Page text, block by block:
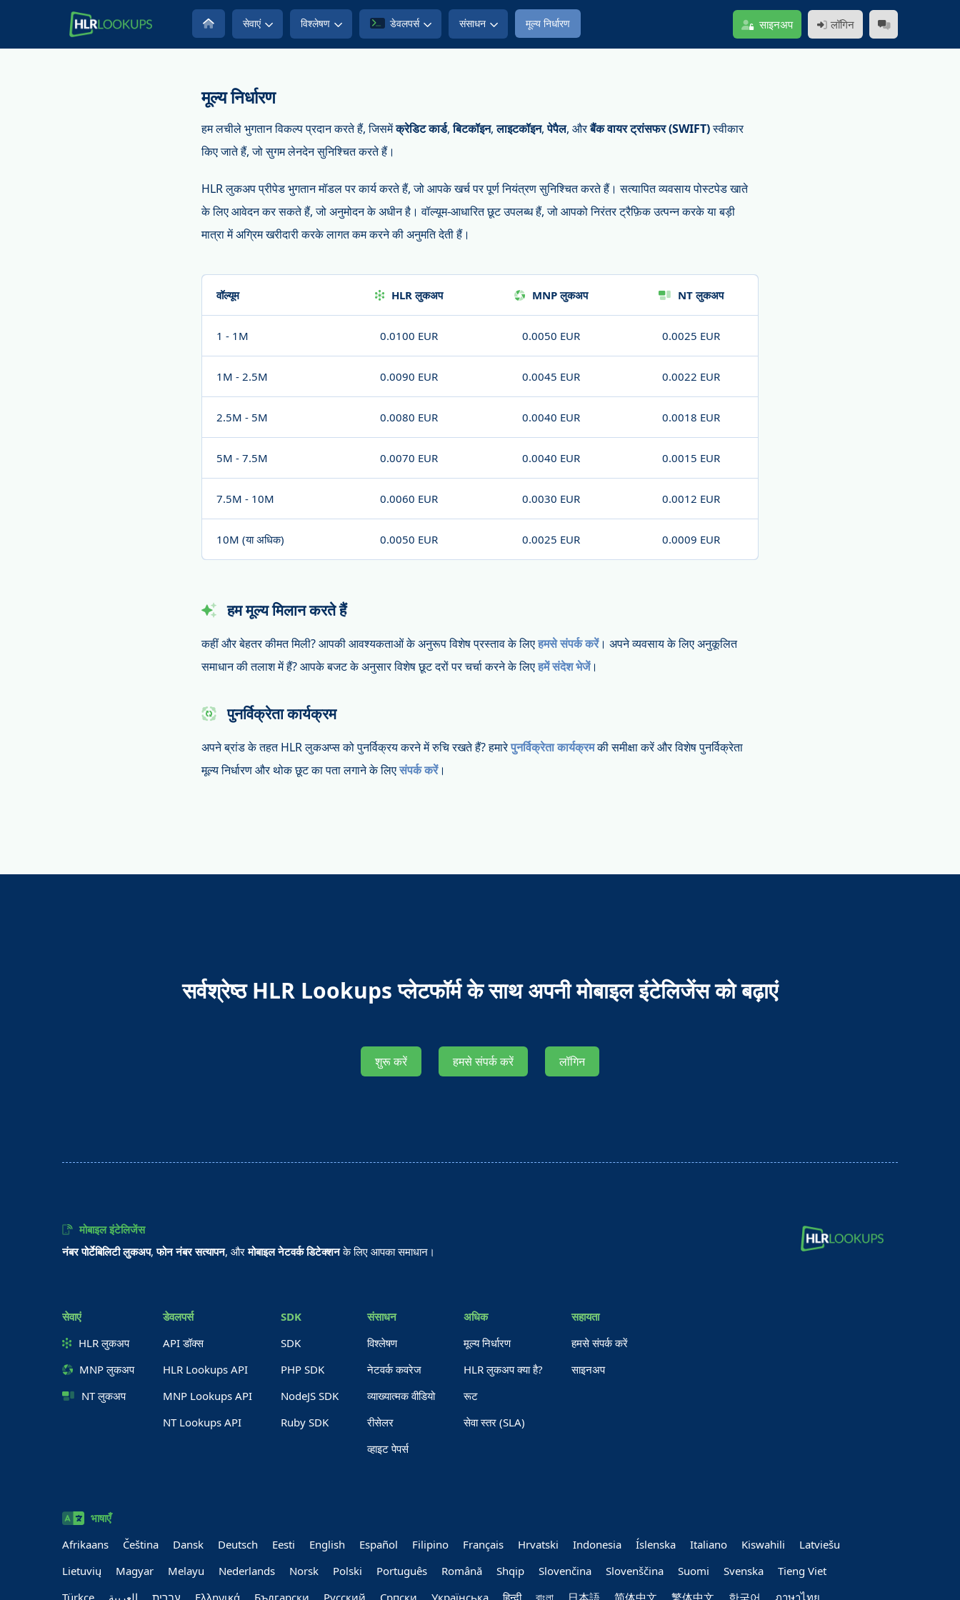
सेवाएं विश्लेषण डेवलपर्स संसाधन मूल्य निर्धारण साइनअप लॉगिन
मूल्य निर्धारण
हम लचीले भुगतान विकल्प प्रदान करते हैं, जिसमेंक्रेडिट कार्ड,बिटकॉइन,लाइटकॉइन,पेपैल, औरबैंक वायर ट्रांसफर (SWIFT)स्वीकार
किए जाते हैं, जो सुगम लेनदेन सुनिश्चित करते हैं।
HLR लुकअप प्रीपेड भुगतान मॉडल पर कार्य करते हैं, जो आपके खर्च पर पूर्ण नियंत्रण सुनिश्चित करते हैं। सत्यापित व्यवसाय पोस्टपेड खाते
के लिए आवेदन कर सकते हैं, जो अनुमोदन के अधीन है। वॉल्यूम-आधारित छूट उपलब्ध हैं, जो आपको निरंतर ट्रैफ़िक उत्पन्न करके या बड़ी
मात्रा में अग्रिम खरीदारी करके लागत कम करने की अनुमति देती हैं।
वॉल्यूम HLR लुकअप MNP लुकअप NT लुकअप
1 - 1M 0.0100 EUR 0.0050 EUR 0.0025 EUR
1M - 2.5M 0.0090 EUR 0.0045 EUR 0.0022 EUR
2.5M - 5M 0.0080 EUR 0.0040 EUR 0.0018 EUR
5M - 7.5M 0.0070 EUR 0.0040 EUR 0.0015 EUR
7.5M - 10M 0.0060 EUR 0.0030 EUR 0.0012 EUR
10M (या अधिक) 0.0050 EUR 0.0025 EUR 0.0009 EUR
हम मूल्य मिलान करते हैं
कहीं और बेहतर कीमत मिली? आपकी आवश्यकताओं के अनुरूप विशेष प्रस्ताव के लिएहमसे संपर्क करें। अपने व्यवसाय के लिए अनुकूलित
समाधान की तलाश में हैं? आपके बजट के अनुसार विशेष छूट दरों पर चर्चा करने के लिएहमें संदेश भेजें।
पुनर्विक्रेता कार्यक्रम
अपने ब्रांड के तहत HLR लुकअप्स को पुनर्विक्रय करने में रुचि रखते हैं? हमारेपुनर्विक्रेता कार्यक्रमकी समीक्षा करें और विशेष पुनर्विक्रेता
मूल्य निर्धारण और थोक छूट का पता लगाने के लिएसंपर्क करें।
सर्वश्रेष्ठ HLR Lookups प्लेटफॉर्म के साथ अपनी मोबाइल इंटेलिजेंस को बढ़ाएं
शुरू करें हमसे संपर्क करें लॉगिन
मोबाइल इंटेलिजेंस
नंबर पोर्टेबिलिटी लुकअप,फोन नंबर सत्यापन, औरमोबाइल नेटवर्क डिटेक्शनके लिए आपका समाधान।
सेवाएं
HLR लुकअप
MNP लुकअप
NT लुकअप
डेवलपर्स
API डॉक्स
HLR Lookups API
MNP Lookups API
NT Lookups API
SDK
SDK
PHP SDK
NodeJS SDK
Ruby SDK
संसाधन
विश्लेषण
नेटवर्क कवरेज
व्याख्यात्मक वीडियो
रीसेलर
व्हाइट पेपर्स
अधिक
मूल्य निर्धारण
HLR लुकअप क्या है?
रूट
सेवा स्तर (SLA)
सहायता
हमसे संपर्क करें
साइनअप
भाषाएँ
Afrikaans
Čeština Dansk Deutsch Eesti English Español Filipino Français Hrvatski Indonesia Íslenska Italiano Kiswahili
Latviešu
Lietuvių
Magyar Melayu Nederlands Norsk Polski Português Română Shqip Slovenčina Slovenščina Suomi Svenska
Tieng Viet
Türkçe
العربية‏ עברית‏ Ελληνικά Български Руccкий Српски Українська हिन्दी বাংলা 日本語 简体中文 繁体中文 한국어 ภาษาไทย